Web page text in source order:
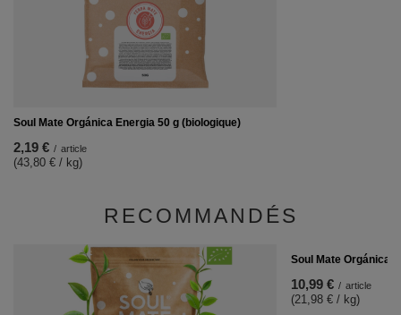
Soul Mate Orgánica Energia 50 g (biologique)
2,19 € / article
(43,80 € / kg)
RECOMMANDÉS
Soul Mate Orgánica
10,99 € / article
(21,98 € / kg)